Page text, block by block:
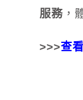
服務 ，
>>>查